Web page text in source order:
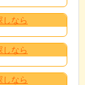
しなら
しなら
しなら